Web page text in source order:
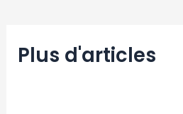
Plus d'articles